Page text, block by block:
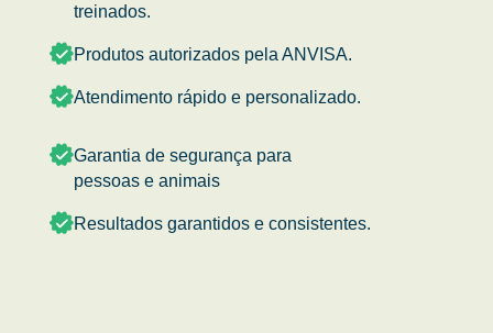
treinados.
Produtos autorizados pela ANVISA.
Atendimento rápido e personalizado.
Garantia de segurança para
pessoas e animais
Resultados garantidos e consistentes.